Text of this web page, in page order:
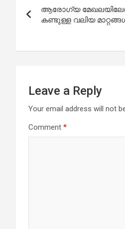
navigation
ആരോഗ്യ
കണ്ടുള്ള വലിയ
Leave a Reply
Your email address will not
Comment *